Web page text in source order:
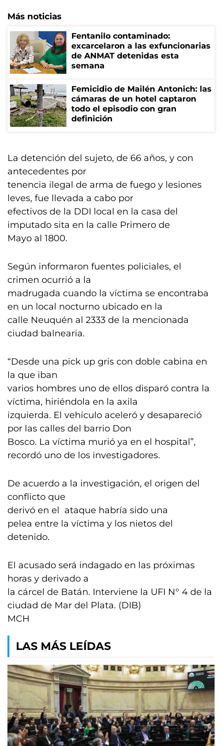
Más noticias
Fentanilo contaminado:
excarcelaron a las exfuncionarias
de ANMAT detenidas esta
semana
Femicidio de Mailén Antonich: las
cámaras de un hotel captaron
todo el episodio con gran
definición
La detención del sujeto, de 66 años, y con
antecedentes por
tenencia ilegal de arma de fuego y lesiones
leves, fue llevada a cabo por
efectivos de la DDI local en la casa del
imputado sita en la calle Primero de
Mayo al 1800.
Según informaron fuentes policiales, el
crimen ocurrió a la
madrugada cuando la víctima se encontraba
en un local nocturno ubicado en la
calle Neuquén al 2333 de la mencionada
ciudad balnearia.
“Desde una pick up gris con doble cabina en
la que iban
varios hombres uno de ellos disparó contra la
víctima, hiriéndola en la axila
izquierda. El vehículo aceleró y desapareció
por las calles del barrio Don
Bosco. La víctima murió ya en el hospital”,
recordó uno de los investigadores.
De acuerdo a la investigación, el origen del
conflicto que
derivó en el ataque habría sido una
pelea entre la víctima y los nietos del
detenido.
El acusado será indagado en las próximas
horas y derivado a
la cárcel de Batán. Interviene la UFI N° 4 de la
ciudad de Mar del Plata. (DIB)
MCH
LAS MÁS LEÍDAS